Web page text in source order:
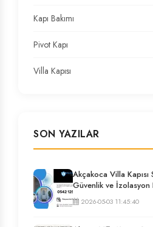
Kapı Bakımı
Pivot Kapı
Villa Kapısı
SON YAZILAR
Akçakoca Villa Kapısı
Güvenlik ve İzolasyon
2026-05-03 11:45:40